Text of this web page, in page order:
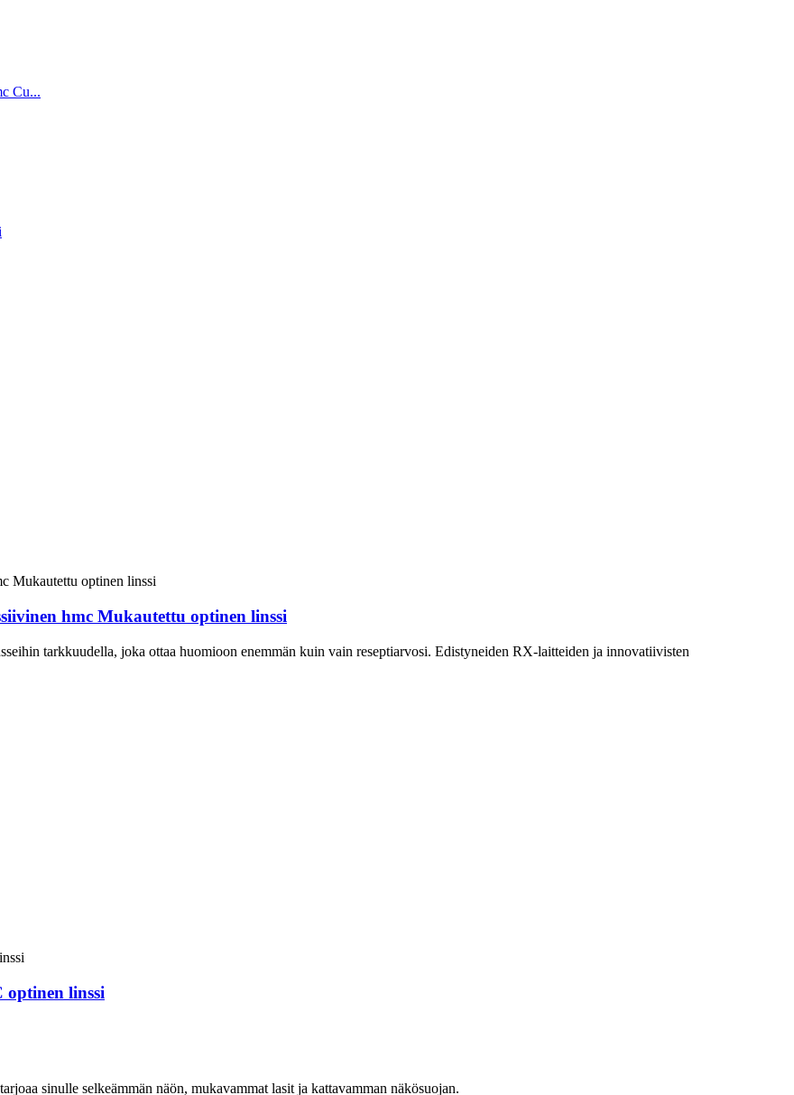
hmc Mukautettu optinen linssi
tarkkuudella, joka ottaa huomioon enemmän kuin vain reseptiarvosi. Edistyneiden RX-laitteiden ja innovatiivisten
optinen linssi
sinulle selkeämmän näön, mukavammat lasit ja kattavamman näkösuojan.